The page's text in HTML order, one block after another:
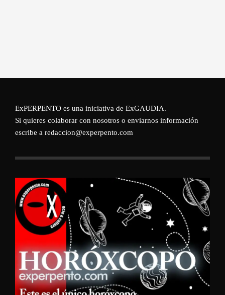
ExPERPENTO es una iniciativa de ExGAUDIA.
Si quieres colaborar con nosotros o enviarnos información
escribe a redaccion@experpento.com